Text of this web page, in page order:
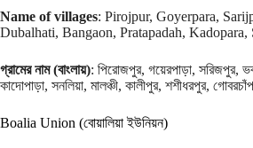
Name of villages: Pirojpur, Goyerpara,
Dubalhati, Bangaon, Pratapadah,
গ্রামের নাম (বাংলায়): পিরোজপুর, গয়েরপাড়া, সরিজপুর,
কাদোপাড়া, সনলিয়া, মালঞ্চী, কালীপুর, শশীধরপুর,
Boalia Union (বোয়ালিয়া ইউনিয়ন)